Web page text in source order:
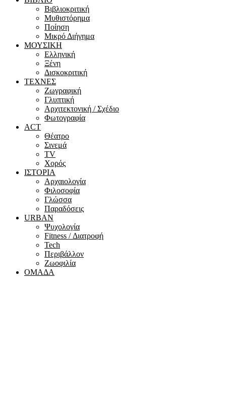
Βιβλιοκριτική
Μυθιστόρημα
Ποίηση
Μικρό Διήγημα
ΜΟΥΣΙΚΗ
Ελληνική
Ξένη
Δισκοκριτική
ΤΕΧΝΕΣ
Ζωγραφική
Γλυπτική
Αρχιτεκτονική / Σχέδιο
Φωτογραφία
ACT
Θέατρο
Σινεμά
ΤV
Χορός
ΙΣΤΟΡΙΑ
Αρχαιολογία
Φιλοσοφία
Γλώσσα
Παραδόσεις
URBAN
Ψυχολογία
Fitness / Διατροφή
Tech
Περιβάλλον
Ζωοφιλία
ΟΜΑΔΑ